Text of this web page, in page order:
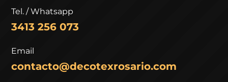
Tel. / Whatsapp
3413 256 073
Email
contacto@decotexrosario.com